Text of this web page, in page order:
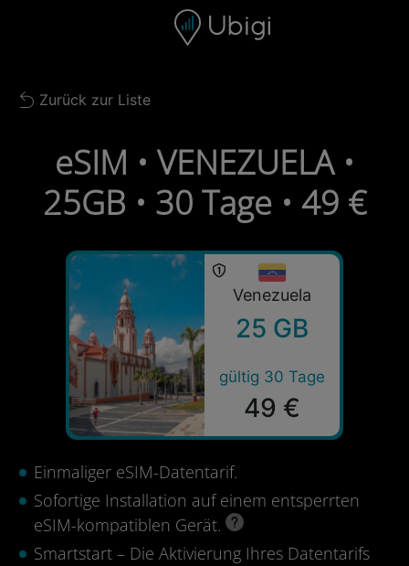
Navigationsleiste Fußzeile
Back to list
Zurück zur Liste
eSIM • VENEZUELA •
25GB • 30 Tage • 49 €
Venezuela
25 GB
gültig 30 Tage
49 €
Einmaliger eSIM-Datentarif.
Sofortige Installation auf einem entsperrten
eSIM-kompatiblen Gerät.
Smartstart – Die Aktivierung Ihres Datentarifs